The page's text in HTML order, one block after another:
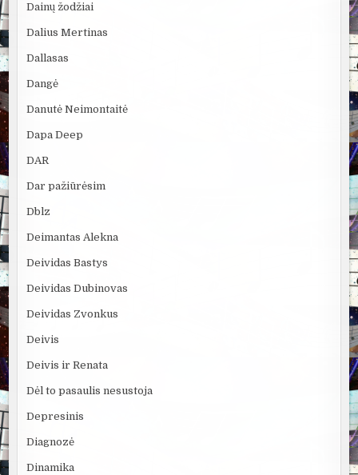
Dainų žodžiai
Dalius Mertinas
Dallasas
Dangė
Danutė Neimontaitė
Dapa Deep
DAR
Dar pažiūrėsim
Dblz
Deimantas Alekna
Deividas Bastys
Deividas Dubinovas
Deividas Zvonkus
Deivis
Deivis ir Renata
Dėl to pasaulis nesustoja
Depresinis
Diagnozė
Dinamika